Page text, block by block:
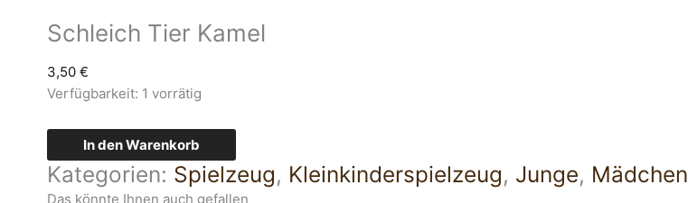
Schleich Tier Kamel
3,50 €
Verfügbarkeit: 1 vorrätig
In den Warenkorb
Kategorien: Spielzeug, Kleinkinderspielzeug, Junge, Mädchen
Das könnte Ihnen auch gefallen